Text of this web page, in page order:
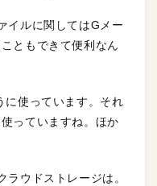
イルに関してはGメー
ともできて便利なん
に使っています。それ
っていますね。ほか
ウドストレージは。